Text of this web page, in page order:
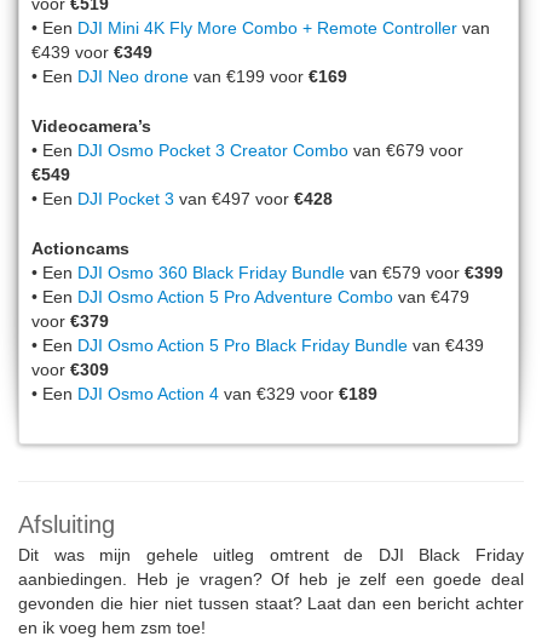
• Een DJI Mini 4K Fly More Combo + Remote Controller van
€439 voor €349
• Een DJI Neo drone van €199 voor €169
Videocamera’s
• Een DJI Osmo Pocket 3 Creator Combo van €679 voor
€549
• Een DJI Pocket 3 van €497 voor €428
Actioncams
• Een DJI Osmo 360 Black Friday Bundle van €579 voor €399
• Een DJI Osmo Action 5 Pro Adventure Combo van €479
voor €379
• Een DJI Osmo Action 5 Pro Black Friday Bundle van €439
voor €309
• Een DJI Osmo Action 4 van €329 voor €189
Afsluiting
Dit was mijn gehele uitleg omtrent de DJI Black Friday
aanbiedingen. Heb je vragen? Of heb je zelf een goede deal
gevonden die hier niet tussen staat? Laat dan een bericht achter
en ik voeg hem zsm toe!